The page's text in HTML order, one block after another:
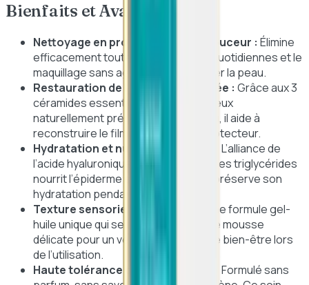
Bienfaits et Avantages
Nettoyage en profondeur et en douceur : Élimine
efficacement toutes les impuretés quotidiennes et le
maquillage sans agresser ni assécher la peau.
Restauration de la barrière cutanée : Grâce aux 3
céramides essentiels identiques à ceux
naturellement présents dans la peau, il aide à
reconstruire le film hydrolipidique protecteur.
Hydratation et nutrition intenses :
L’alliance de
l’acide hyaluronique, du squalane et des triglycérides
nourrit l’épiderme en profondeur et préserve son
hydratation pendant 24 heures.
Texture sensorielle innovante :
Une formule gel-
huile unique qui se transforme en une mousse
délicate pour un véritable moment de bien-être lors
de l’utilisation.
Haute tolérance dermatologique :
Formulé sans